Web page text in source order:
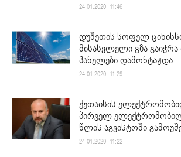
24.01.2020. 11:46
დუშეთის სოფელ
მისასვლელი გზა გაიჭრა
პანელები დამონტაჟდა
24.01.2020. 11:29
ქუთაისის
პირველ
წლის აგვისტოში
24.01.2020. 11:22